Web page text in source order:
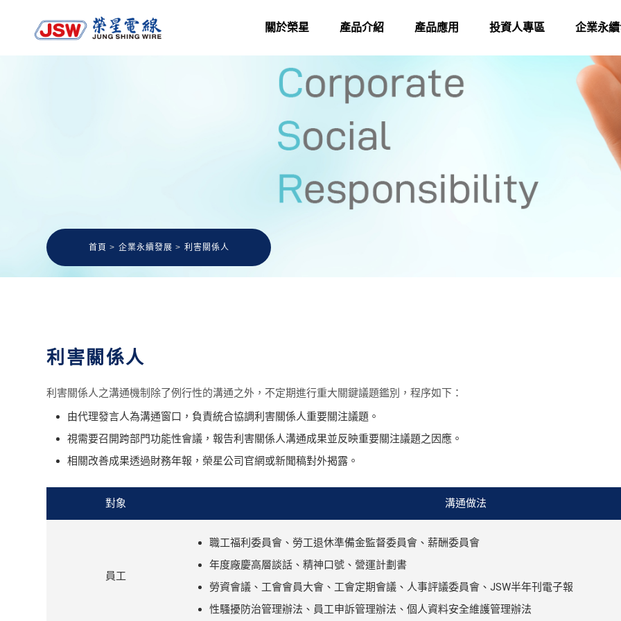
關於榮星 產品介紹 產品應用 投資人專區 企業永
首頁 企業永續發展 利害關係人
利害關係人
利害關係人之溝通機制除了例行性的溝通之外，不定期進行重大關鍵議題鑑別，程序如下：
由代理發言人為溝通窗口，負責統合協調利害關係人重要關注議題。
視需要召開跨部門功能性會議，報告利害關係人溝通成果並反映重要關注議題之因應。
相關改善成果透過財務年報，榮星公司官網或新聞稿對外揭露。
對象 溝通做法
員工
職工福利委員會、勞工退休準備金監督委員會、薪酬委員會
年度廠慶高層談話、精神口號、營運計劃書
勞資會議、工會會員大會、工會定期會議、人事評議委員會、JSW半年刊電子報
性騷擾防治管理辦法、員工申訴管理辦法、個人資料安全維護管理辦法